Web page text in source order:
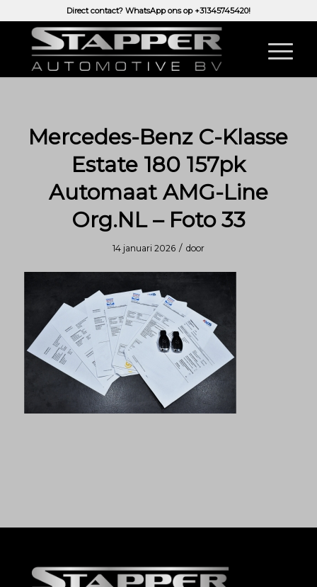
Direct contact? WhatsApp ons op +31345745420!
Mercedes-Benz C-Klasse
Estate 180 157pk
Automaat AMG-Line
Org.NL – Foto 33
14 januari 2026 / door